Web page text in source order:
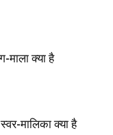
क्या है
मालिका क्या है